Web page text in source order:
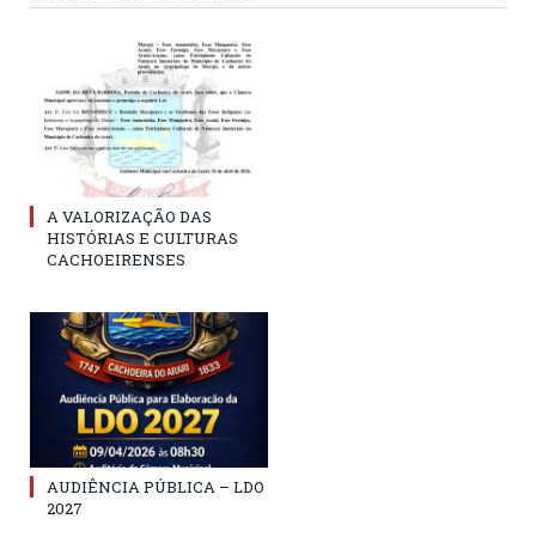
A VALORIZAÇÃO DAS
HISTÓRIAS E CULTURAS
CACHOEIRENSES
AUDIÊNCIA PÚBLICA – LDO
2027